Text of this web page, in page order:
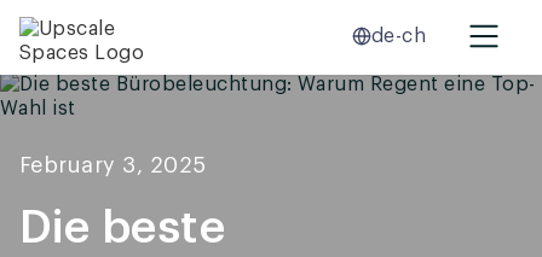
de-ch
February 3, 2025
Die beste